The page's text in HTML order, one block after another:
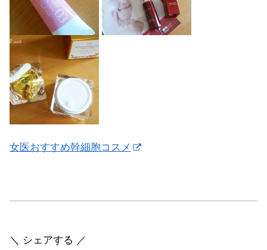
女医おすすめ幹細胞コスメ
＼ シェアする ／